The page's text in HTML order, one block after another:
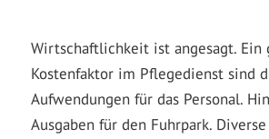
Wirtschaftlichkeit ist angesagt. Ein
Kostenfaktor im Pflegedienst sind
Aufwendungen für das Personal.
Ausgaben für den Fuhrpark. Diverse